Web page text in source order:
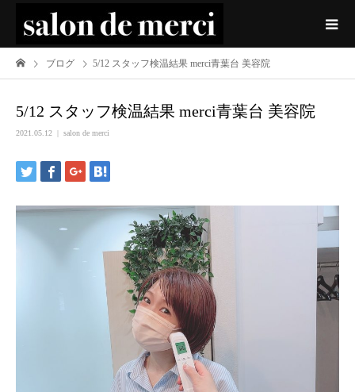
ブログ 5/12 スタッフ検温結果 merci青葉台 美容院
5/12 スタッフ検温結果 merci青葉台 美容院
2021.05.12 salon de merci